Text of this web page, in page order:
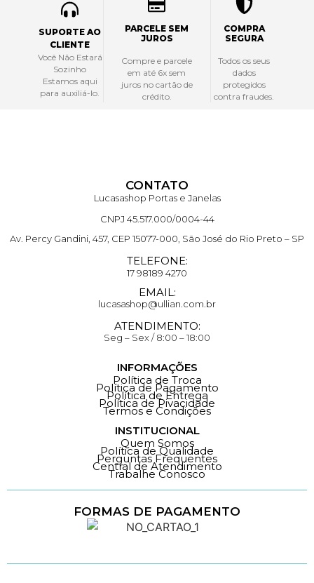
SUPORTE AO
CLIENTE
Você Não Estará
Sozinho
Estamos aqui
para auxiliá-lo.
PARCELE SEM
JUROS
Compre e parcele
em até 6x sem
juros no cartão de
crédito.
COMPRA
SEGURA
Todos os seus
dados
protegidos
contra fraudes.
CONTATO
Lucasashop Portas e Janelas
CNPJ 45.517.000/0004-44
Av. Percy Gandini, 457, CEP 15077-000, São José do Rio Preto – SP
TELEFONE:
17 98189 4270
EMAIL:
lucasashop@ullian.com.br
ATENDIMENTO:
Seg – Sex / 8:00 – 18:00
INFORMAÇÕES
Política de Troca
Política de Pagamento
Política de Entrega
Política de Pivacidade
Termos e Condições
INSTITUCIONAL
Quem Somos
Política de Qualidade
Perguntas Frequentes
Central de Atendimento
Trabalhe Conosco
FORMAS DE PAGAMENTO